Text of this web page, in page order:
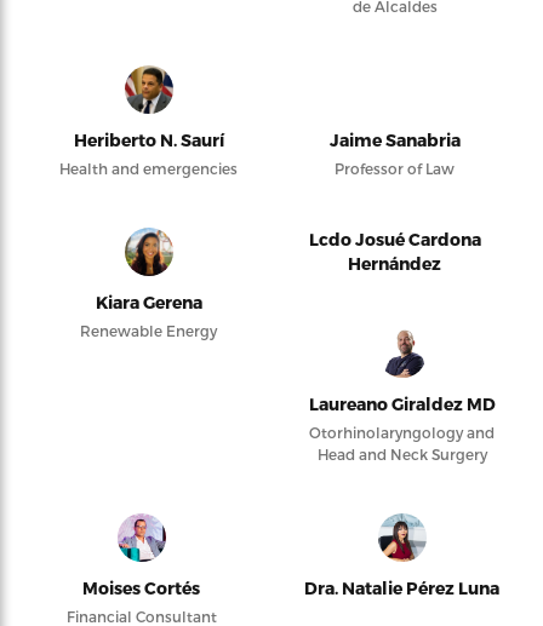
de Alcaldes
Heriberto N. Saurí
Health and emergencies
Jaime Sanabria
Professor of Law
Kiara Gerena
Renewable Energy
Lcdo Josué Cardona
Hernández
Laureano Giraldez MD
Otorhinolaryngology and
Head and Neck Surgery
Moises Cortés
Financial Consultant
Dra. Natalie Pérez Luna